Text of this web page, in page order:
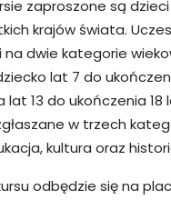
zaproszone są
krajów świata.
dwie kategorie
lat 7 do
13 do ukończenia 18
w trzech
kultura oraz
odbędzie się na